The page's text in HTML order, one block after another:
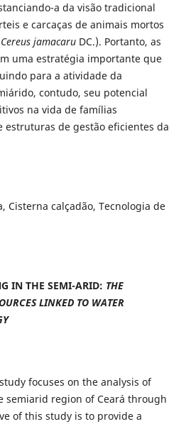
a da visão tradicional
e carcaças de animais mortos
Cereus jamacaruDC.). Portanto, as
uma estratégia importante que
para a atividade da
contudo, seu potencial
na vida de famílias
de gestão eficientes da
Cisterna calçadão, Tecnologia de
IN THE SEMI-ARID: THE
LINKED TO WATER
focuses on the analysis of
semiarid region of Ceará through
of this study is to provide a